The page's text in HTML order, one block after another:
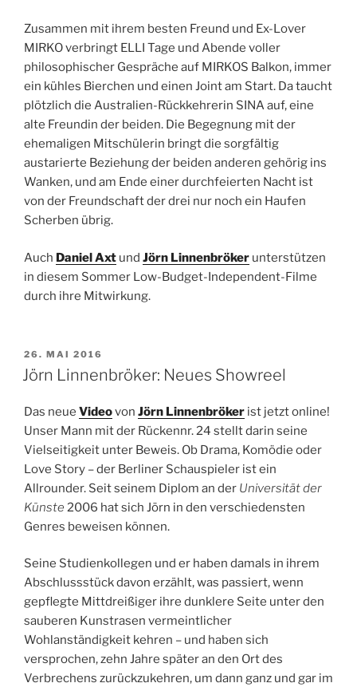
Zusammen mit ihrem besten Freund und Ex-Lover
MIRKO verbringt ELLI Tage und Abende voller
philosophischer Gespräche auf MIRKOS Balkon, immer
ein kühles Bierchen und einen Joint am Start. Da taucht
plötzlich die Australien-Rückkehrerin SINA auf, eine
alte Freundin der beiden. Die Begegnung mit der
ehemaligen Mitschülerin bringt die sorgfältig
austarierte Beziehung der beiden anderen gehörig ins
Wanken, und am Ende einer durchfeierten Nacht ist
von der Freundschaft der drei nur noch ein Haufen
Scherben übrig.
Auch Daniel Axt und Jörn Linnenbröker unterstützen
in diesem Sommer Low-Budget-Independent-Filme
durch ihre Mitwirkung.
VERÖFFENTLICHT
AM
26. MAI 2016
Jörn Linnenbröker: Neues Showreel
Das neue Videovon Jörn Linnenbröker ist jetzt online!
Unser Mann mit der Rückennr. 24 stellt darin seine
Vielseitigkeit unter Beweis. Ob Drama, Komödie oder
Love Story – der Berliner Schauspieler ist ein
Allrounder. Seit seinem Diplom an der Universität der
Künste 2006 hat sich Jörn in den verschiedensten
Genres beweisen können.
Seine Studienkollegen und er haben damals in ihrem
Abschlussstück davon erzählt, was passiert, wenn
gepflegte Mittdreißiger ihre dunklere Seite unter den
sauberen Kunstrasen vermeintlicher
Wohlanständigkeit kehren – und haben sich
versprochen, zehn Jahre später an den Ort des
Verbrechens zurückzukehren, um dann ganz und gar im